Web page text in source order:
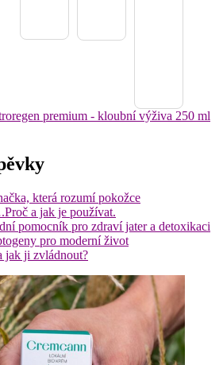
premium - kloubní výživa 250 ml
která rozumí pokožce
a jak je používat.
pomocník pro zdraví jater a detoxikaci
pro moderní život
jak ji zvládnout?